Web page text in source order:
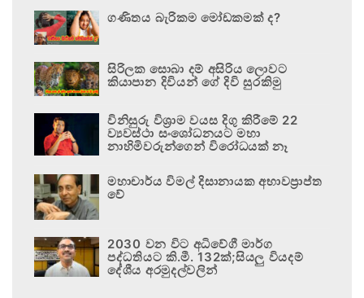
ගණිතය බැරිකම මෝඩකමක් ද?
සිරිලක සොබා දම් අසිරිය ලොවට
කියාපාන දිවියන් ගේ දිවි සුරකිමු
විනිසුරු විශ්‍රාම වයස දිගු කිරීමේ 22
ව්‍යවස්ථා සංශෝධනයට මහා
නාහිමිවරුන්ගෙන් විරෝධයක් නෑ
මහාචාර්ය විමල් දිසානායක අභාවප්‍රාප්ත
වේ
2030 වන විට අධිවේගී මාර්ග
පද්ධතියට කි.මී. 132ක්;සියලු වියදම්
දේශීය අරමුදල්වලින්